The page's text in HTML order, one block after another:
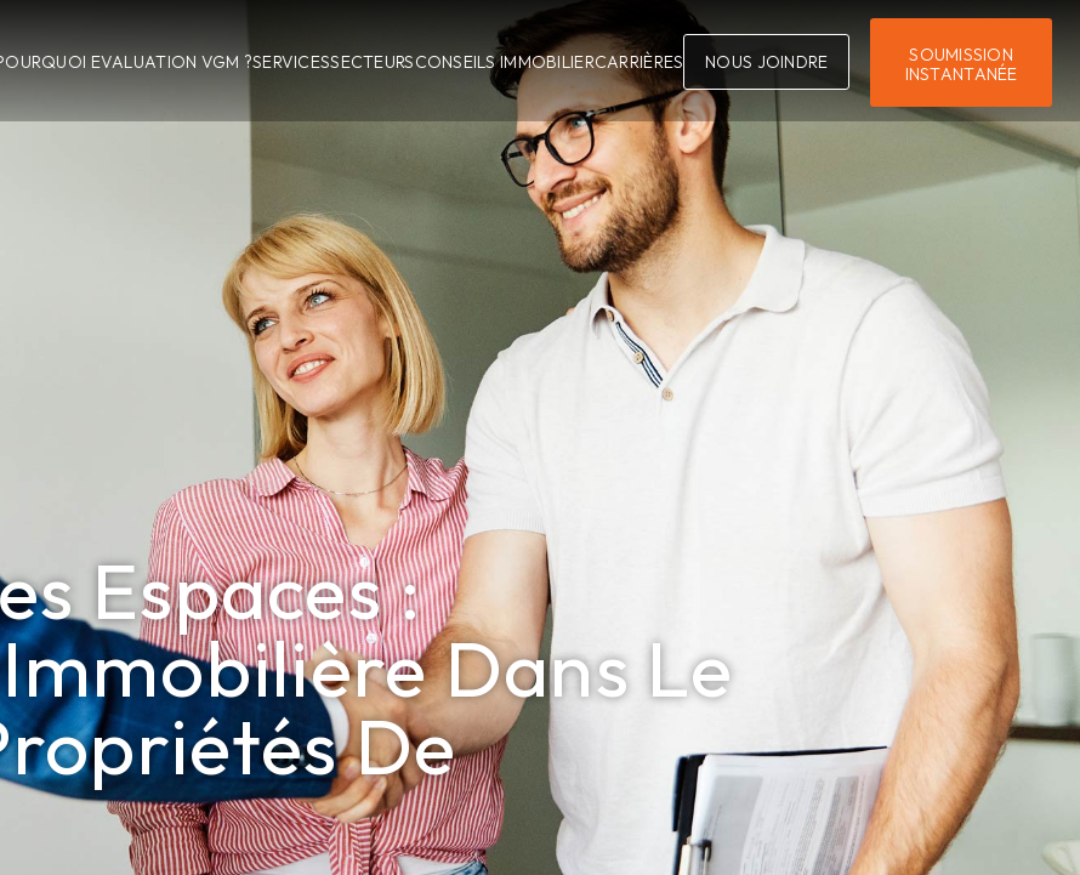
EVALUATION VGM ?SERVICESSECTEURSCONSEILS IMMOBILIERCARRIÈRES NOUS JOINDRE
SOUMISSION
INSTANTANÉE
Espaces :
Dans Le
De